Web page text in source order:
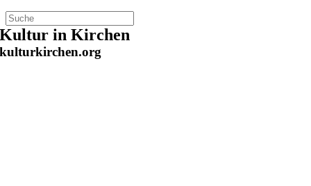
Zum
Inhalt
springen
Kultur in Kirchen
kulturkirchen.org